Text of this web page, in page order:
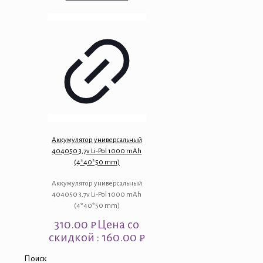
Аккумулятор универсальный
404050 3,7v Li-Pol 1000 mAh
(4*40*50 mm)
Аккумулятор универсальный
404050 3,7v Li-Pol 1000 mAh
(4*40*50 mm)
310.00₽Цена со
скидкой : 160.00 ₽
Поиск